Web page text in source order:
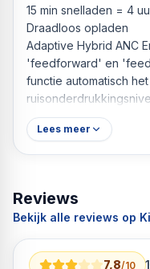
15 min snelladen = 4
Draadloos opladen
Adaptive Hybrid ANC Ervaar een combinatie van
'feedforward' en
functie automatisch
de best mogelijke noise cancelling.
hebben allemaal een
en hoge frequenties
van hun muziek niet
je écht volledig van je muziek
De Fresh ’n Rebel –
op alle frequenties en
Lees meer
Reviews
Bekijk alle reviews op
7,8/10